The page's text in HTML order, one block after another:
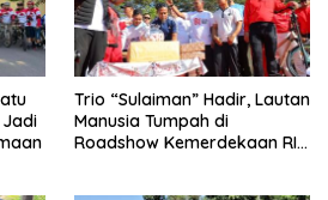
Jadi
Trio “Sulaiman” Hadir, Lautan
Manusia Tumpah di
Roadshow Kemerdekaan RI